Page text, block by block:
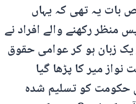
یہ تھی کہ یہاں
منظر رکھنے والے افراد نے
زبان ہو کر عوامی حقوق
میر کا پڑھا گیا
حکومت کو تسلیم شدہ